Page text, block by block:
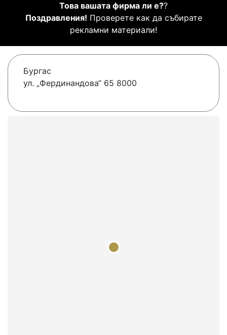
Това вашата фирма ли е??
Поздравления! Проверете как да събирате
рекламни материали!
Бургас
ул. „Фердинандова“ 65 8000